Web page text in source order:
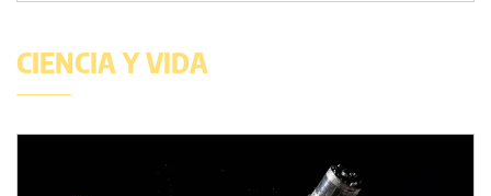
CIENCIA Y VIDA